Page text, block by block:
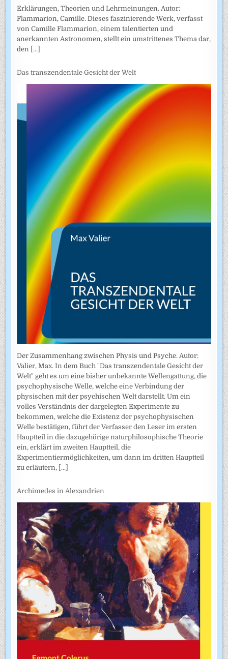
Erklärungen, Theorien und Lehrmeinungen. Autor:
Flammarion, Camille. Dieses faszinierende Werk, verfasst
von Camille Flammarion, einem talentierten und
anerkannten Astronomen, stellt ein umstrittenes Thema dar,
den [...]
Das transzendentale Gesicht der Welt
Der Zusammenhang zwischen Physis und Psyche. Autor:
Valier, Max. In dem Buch "Das transzendentale Gesicht der
Welt" geht es um eine bisher unbekannte Wellengattung, die
psychophysische Welle, welche eine Verbindung der
physischen mit der psychischen Welt darstellt. Um ein
volles Verständnis der dargelegten Experimente zu
bekommen, welche die Existenz der psychophysischen
Welle bestätigen, führt der Verfasser den Leser im ersten
Hauptteil in die dazugehörige naturphilosophische Theorie
ein, erklärt im zweiten Hauptteil, die
Experimentiermöglichkeiten, um dann im dritten Hauptteil
zu erläutern, [...]
Archimedes in Alexandrien